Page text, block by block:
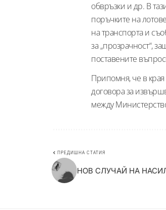
обвръзки и др. В
поръчките на
на транспорта и
за „прозрачност“,
поставените
Припомня, че в
договора за
между
ПРЕДИШНА СТАТИЯ
НОВ СЛУЧАЙ НА